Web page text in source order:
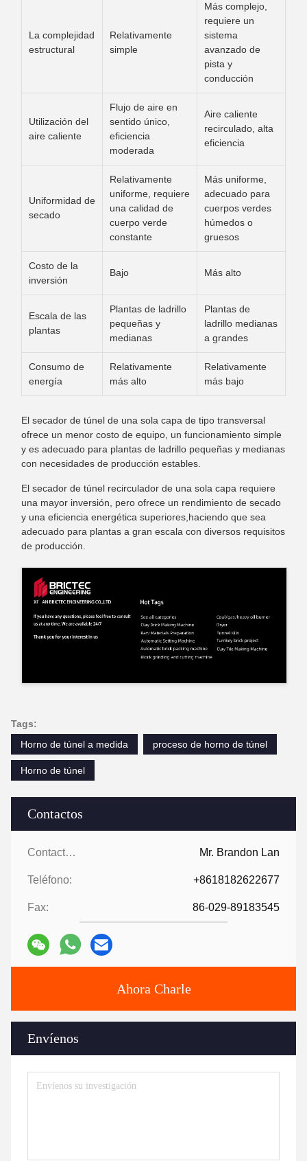
Contactos
Contactos: Mr. Brandon Lan
Teléfono: +8618182622677
Fax: 86-029-89183545
Ahora Charle
Envíenos
La complejidad
estructural
Relativamente
simple
Más complejo,
requiere un
sistema
avanzado de
pista y
conducción
Utilización del
aire caliente
Flujo de aire en
sentido único,
eficiencia
moderada
Aire caliente
recirculado, alta
eficiencia
Uniformidad de
secado
Relativamente
uniforme, requiere
una calidad de
cuerpo verde
constante
Más uniforme,
adecuado para
cuerpos verdes
húmedos o
gruesos
Costo de la
inversión
Bajo Más alto
Escala de las
plantas
Plantas de ladrillo
pequeñas y
medianas
Plantas de
ladrillo medianas
a grandes
Consumo de
energía
Relativamente
más alto
Relativamente
más bajo
El secador de túnel de una sola capa de tipo transversal
ofrece un menor costo de equipo, un funcionamiento simple
y es adecuado para plantas de ladrillo pequeñas y medianas
con necesidades de producción estables.
El secador de túnel recirculador de una sola capa requiere
una mayor inversión, pero ofrece un rendimiento de secado
y una eficiencia energética superiores,haciendo que sea
adecuado para plantas a gran escala con diversos requisitos
de producción.
Tags:
Horno de túnel a medida
proceso de horno de túnel
Horno de túnel